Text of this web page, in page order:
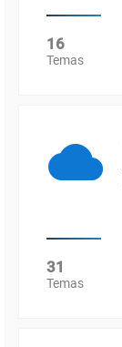
16
Temas
31
Temas